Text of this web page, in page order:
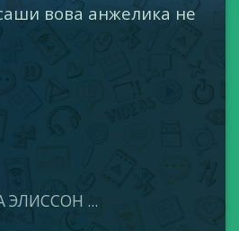
вова анжелика не
ЭЛИССОН ...